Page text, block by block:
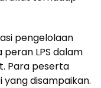
pengelolaan
LPS dalam
Para peserta
disampaikan.